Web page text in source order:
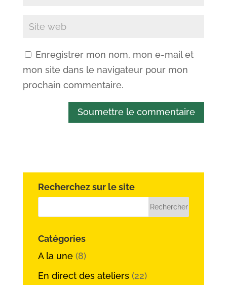
Enregistrer mon nom, mon e-mail et
mon site dans le navigateur pour mon
prochain commentaire.
Soumettre le commentaire
Recherchez sur le site
Catégories
A la une(8)
En direct des ateliers(22)